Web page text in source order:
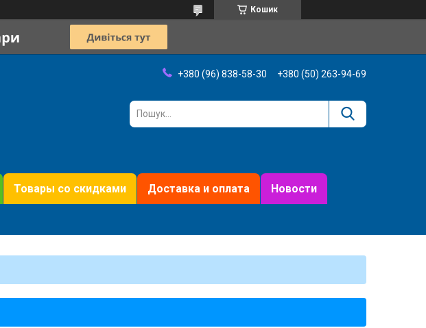
Кошик
+380 (96) 838-58-30 +380 (50) 263-94-69
Товары со скидками Доставка и оплата Новости